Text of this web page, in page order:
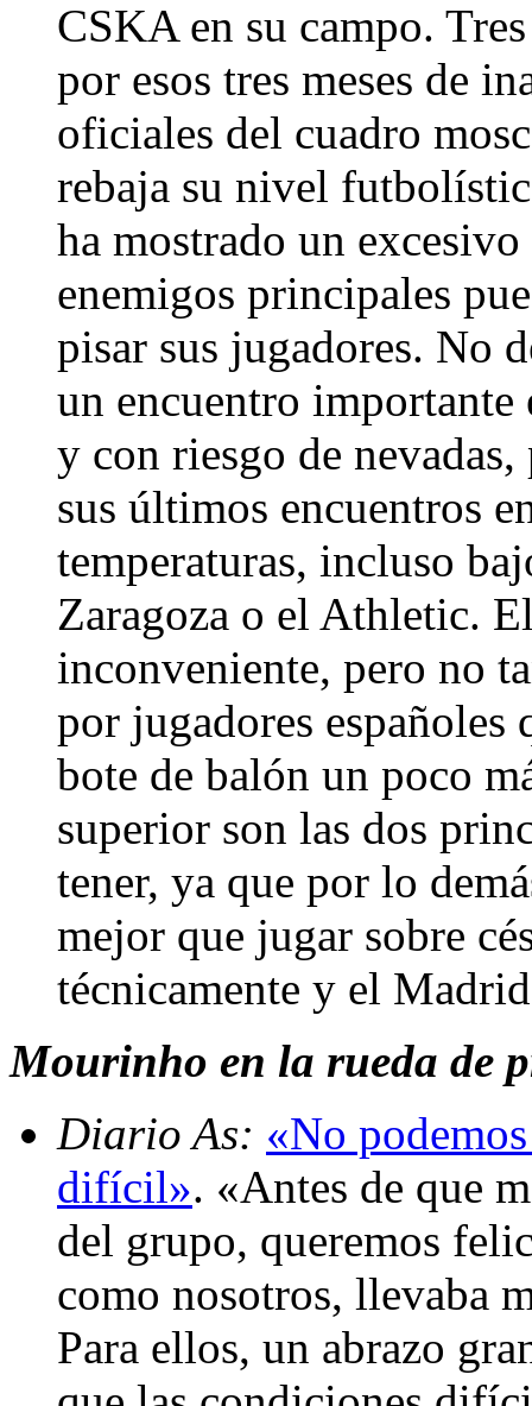
CSKA en su campo.
por esos tres meses de
oficiales del cuadro
rebaja su nivel
ha mostrado un
enemigos principales
pisar sus jugadores. No
un encuentro importante
y con riesgo de
sus últimos encuentros
temperaturas, incluso
Zaragoza o el Athletic.
inconveniente, pero no
por jugadores españoles
bote de balón un poco
superior son las dos
tener, ya que por lo
mejor que jugar sobre
técnicamente y el
Mourinho en la rueda de
Diario As: «No
difícil». «Antes de que
del grupo, queremos
como nosotros, llevaba
Para ellos, un abrazo